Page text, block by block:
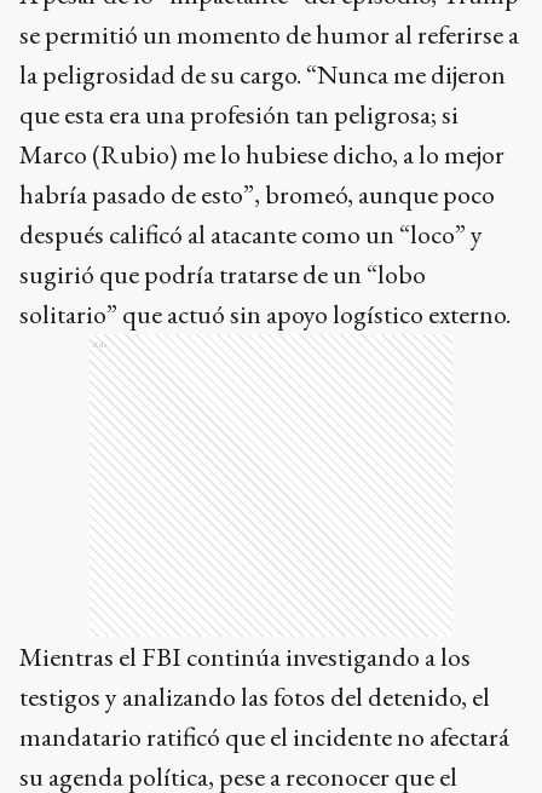
se permitió un momento de humor al referirse a
la peligrosidad de su cargo. “Nunca me dijeron
que esta era una profesión tan peligrosa; si
Marco (Rubio) me lo hubiese dicho, a lo mejor
habría pasado de esto”, bromeó, aunque poco
después calificó al atacante como un “loco” y
sugirió que podría tratarse de un “lobo
solitario” que actuó sin apoyo logístico externo.
Ads
Mientras el FBI continúa investigando a los
testigos y analizando las fotos del detenido, el
mandatario ratificó que el incidente no afectará
su agenda política, pese a reconocer que el